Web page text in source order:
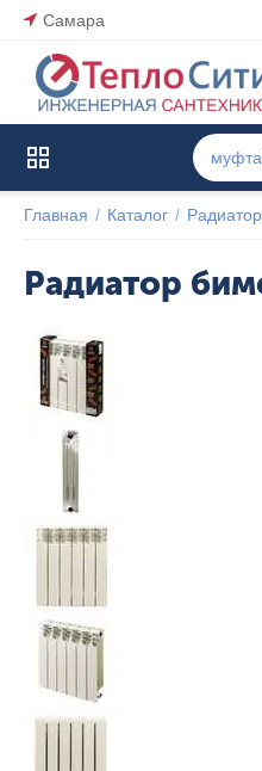
Самара
Главная / Каталог /
Радиатор